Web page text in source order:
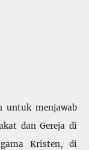
menjawab
dan Gereja di
Kristen, di